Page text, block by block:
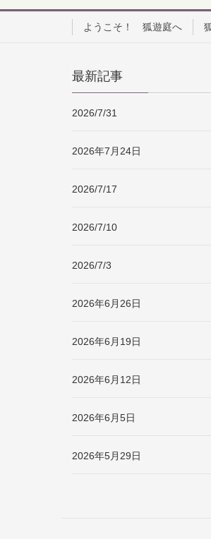
ようこそ！ 狐遊庭へ
最新記事
2026/7/31
2026年7月24日
2026/7/17
2026/7/10
2026/7/3
2026年6月26日
2026年6月19日
2026年6月12日
2026年6月5日
2026年5月29日